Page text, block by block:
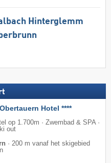
Hinterglemm
Hotel ****
op 1.700m · Zwembad & SPA ·
out
· 200 m vanaf het skigebied